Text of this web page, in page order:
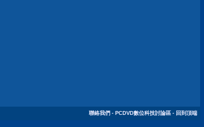
聯絡我們 - PCDVD數位科技討論區 - 回到頂端